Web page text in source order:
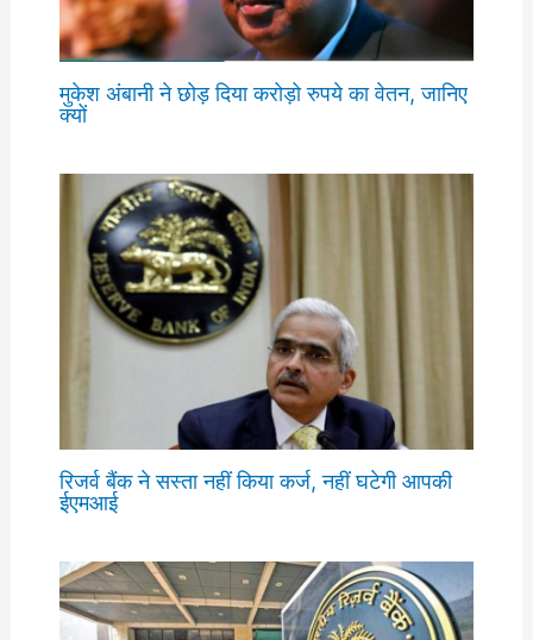
मुकेश अंबानी ने छोड़ दिया करोड़ो रुपये का वेतन, जानिए
क्यों
रिजर्व बैंक ने सस्ता नहीं किया कर्ज, नहीं घटेगी आपकी
ईएमआई